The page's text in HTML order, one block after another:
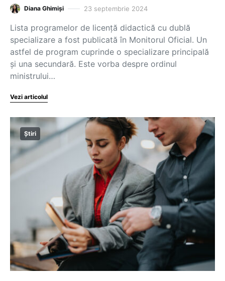
Diana Ghimiși 23 septembrie 2024
Lista programelor de licență didactică cu dublă
specializare a fost publicată în Monitorul Oficial. Un
astfel de program cuprinde o specializare principală
și una secundară. Este vorba despre ordinul
ministrului…
Vezi articolul
Știri